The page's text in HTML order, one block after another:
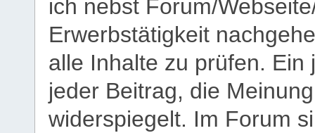
ich nebst Forum/
Erwerbstätigkeit
alle Inhalte zu prüfen.
jeder Beitrag, die
widerspiegelt. Im Forum